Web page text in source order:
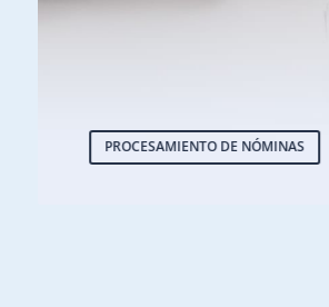
PROCESAMIENTO DE NÓMINAS